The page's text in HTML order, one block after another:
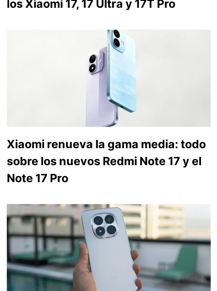
los Xiaomi 17, 17 Ultra y 17T Pro
Xiaomi renueva la gama media: todo
sobre los nuevos Redmi Note 17 y el
Note 17 Pro